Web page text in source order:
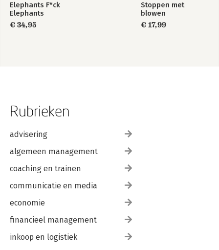
Elephants F*ck
Elephants
€ 34,95
Stoppen met
blowen
€ 17,99
Rubrieken
advisering
algemeen management
coaching en trainen
communicatie en media
economie
financieel management
inkoop en logistiek